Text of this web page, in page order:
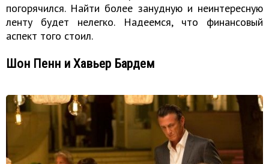
погорячился. Найти более занудную и неинтересную
ленту будет нелегко. Надеемся, что финансовый
аспект того стоил.
Шон Пенн и Хавьер Бардем